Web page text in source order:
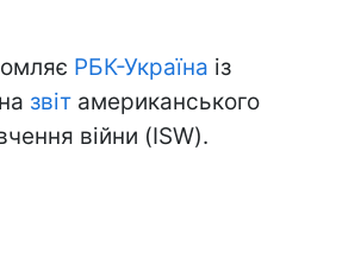
РБК-Україна із
звіт американського
війни (ISW).